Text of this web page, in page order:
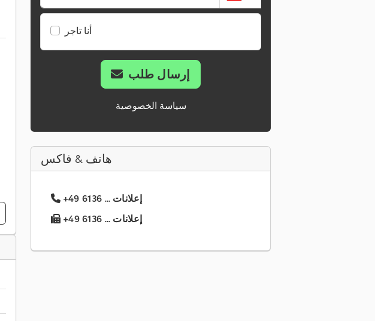
أنا تاجر
إرسال طلب
سياسة الخصوصية
هاتف & فاكس
+49 6136 ... إعلانات
+49 6136 ... إعلانات